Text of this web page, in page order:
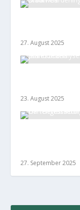
27. August 2025
23. August 2025
27. September 2025